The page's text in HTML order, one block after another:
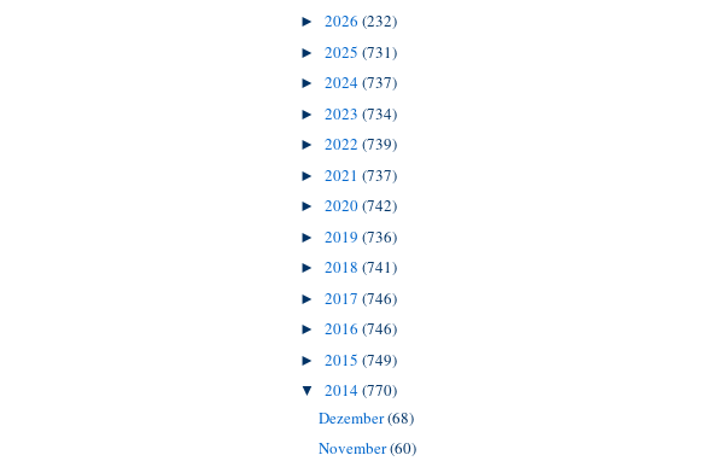
► 2026 (232)
► 2025 (731)
► 2024(737)
► 2023 (734)
► 2022 (739)
► 2021 (737)
► 2020(742)
► 2019 (736)
► 2018 (741)
► 2017 (746)
► 2016 (746)
► 2015 (749)
▼ 2014(770)
Dezember(68)
November(60)